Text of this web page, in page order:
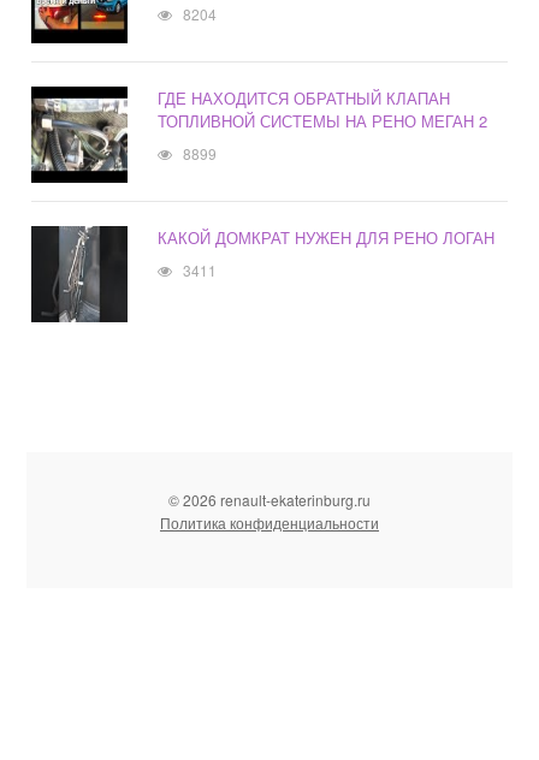
8204
ГДЕ НАХОДИТСЯ ОБРАТНЫЙ КЛАПАН
ТОПЛИВНОЙ СИСТЕМЫ НА РЕНО МЕГАН 2
8899
КАКОЙ ДОМКРАТ НУЖЕН ДЛЯ РЕНО ЛОГАН
3411
© 2026 renault-ekaterinburg.ru
Политика конфиденциальности